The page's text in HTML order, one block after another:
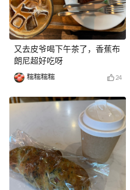
又去皮爷喝下午茶了，香蕉布
朗尼超好吃呀
糯糯糯糯 24